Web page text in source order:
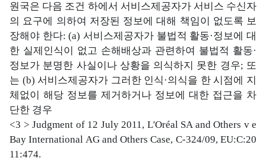
원국은 다음 조건 하에서 서비스제공자가 서비스 수신자
의 요구에 의하여 저장된 정보에 대해 책임이 없도록 보
장해야 한다: (a) 서비스제공자가 불법적 활동·정보에 대
한 실제인식이 없고 손해배상과 관련하여 불법적 활동·
정보가 분명한 사실이나 상황을 의식하지 못한 경우; 또
는 (b) 서비스제공자가 그러한 인식·의식을 한 시점에 지
체없이 해당 정보를 제거하거나 정보에 대한 접근을 차
단한 경우
<3 > Judgment of 12 July 2011, L'Oréal SA and Others v e
Bay International AG and Others Case, C-324/09, EU:C:20
11:474.